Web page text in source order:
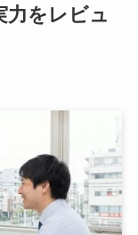
力をレビュ